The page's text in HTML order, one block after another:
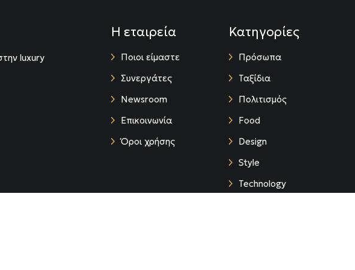
luxury
Η εταιρεία
Ποιοι είμαστε
Συνεργάτες
Newsroom
Επικοινωνία
Όροι χρήσης
Κατηγορίες
Πρόσωπα
Ταξίδια
Πολιτισμός
Food
Design
Style
Technology